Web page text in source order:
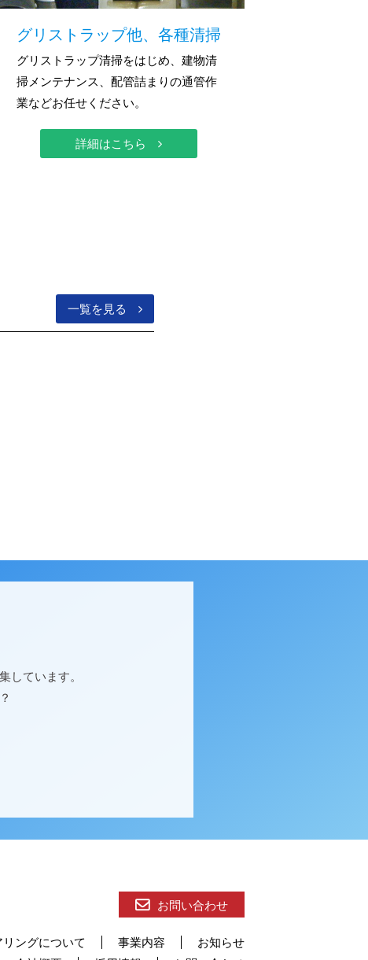
グリストラップ他、各種清掃
グリストラップ清掃をはじめ、建物清
掃メンテナンス、配管詰まりの通管作
業などお任せください。
詳細はこちら
一覧を見る
しています。
お問い合わせ
リングについて 事業内容
お知らせ